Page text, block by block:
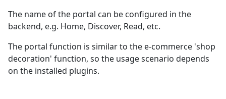
The name of the portal can be configured in the
backend, e.g. Home, Discover, Read, etc.
The portal function is similar to the e-commerce 'shop
decoration' function, so the usage scenario depends
on the installed plugins.